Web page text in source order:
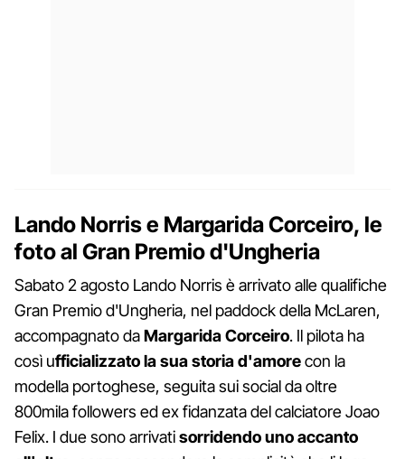
Lando Norris e Margarida Corceiro, le
foto al Gran Premio d'Ungheria
Sabato 2 agosto Lando Norris è arrivato alle qualifiche
Gran Premio d'Ungheria, nel paddock della McLaren,
accompagnato daMargarida Corceiro. Il pilota ha
così ufficializzato la sua storia d'amorecon la
modella portoghese, seguita sui social da oltre
800mila followers ed ex fidanzata del calciatore Joao
Felix. I due sono arrivatisorridendo uno accanto